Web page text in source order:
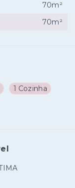
1 Cozinha
70m²
70m²